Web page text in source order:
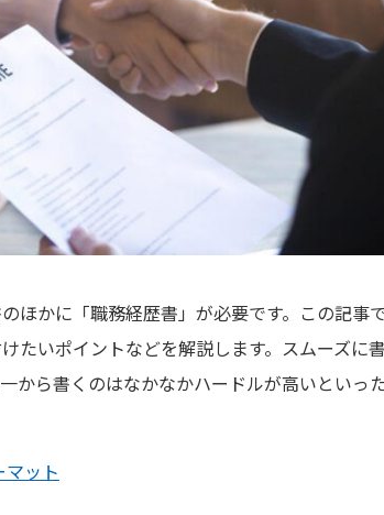
ほかに「職務経歴書」が必要です。この記事
たいポイントなどを解説します。スムーズに
から書くのはなかなかハードルが高いといっ
マット